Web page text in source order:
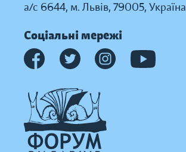
а/с 6644, м. Львів, 79005, Україна
Соціальні мережі